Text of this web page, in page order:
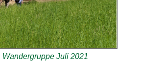
Wandergruppe Juli 2021